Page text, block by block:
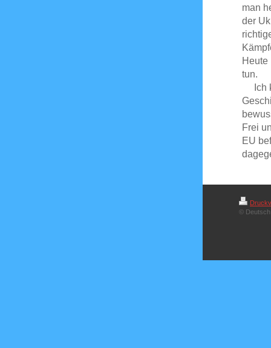
man
der
Heute
tun.
Ich
Frei
EU
© Deutsch